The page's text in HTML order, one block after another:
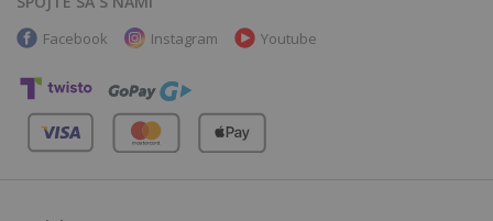
Facebook Instagram Youtube